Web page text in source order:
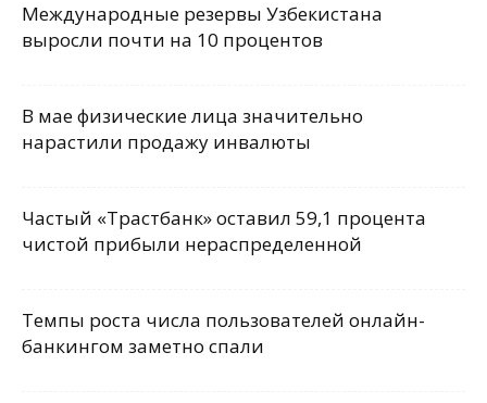
Международные резервы Узбекистана
выросли почти на 10 процентов
В мае физические лица значительно
нарастили продажу инвалюты
Частый «Трастбанк» оставил 59,1 процента
чистой прибыли нераспределенной
Темпы роста числа пользователей онлайн-
банкингом заметно спали